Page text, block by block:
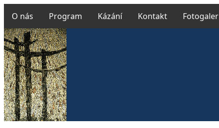
O nás Program Kázání Kontakt